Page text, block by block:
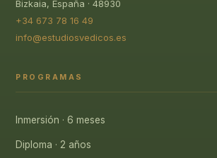
Bizkaia, España · 48930
+34 673 78 16 49
info@estudiosvedicos.es
PROGRAMAS
Inmersión · 6 meses
Diploma · 2 años